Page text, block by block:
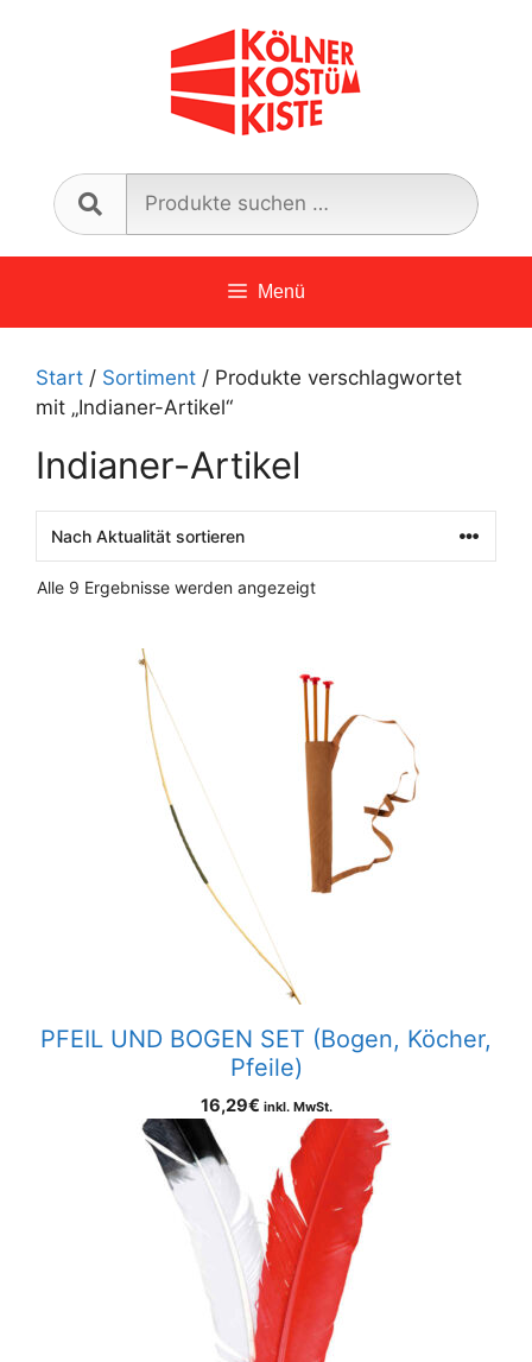
nach:
Menü
Start / Sortiment / Produkte verschlagwortet
mit „Indianer-Artikel“
Indianer-Artikel
Alle 9 Ergebnisse werden angezeigtNach
PFEIL UND BOGEN SET (Bogen, Köcher,
Pfeile)
16,29€ inkl. MwSt.